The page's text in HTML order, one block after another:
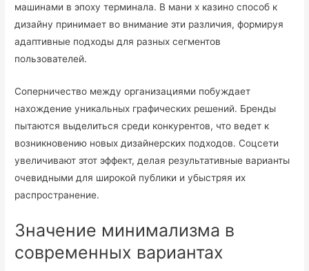
машинами в эпоху терминала. В мани х казино способ к
дизайну принимает во внимание эти различия, формируя
адаптивные подходы для разных сегментов
пользователей.
Соперничество между организациями побуждает
нахождение уникальных графических решений. Бренды
пытаются выделиться среди конкурентов, что ведет к
возникновению новых дизайнерских подходов. Соцсети
увеличивают этот эффект, делая результативные варианты
очевидными для широкой публики и убыстряя их
распространение.
Значение минимализма в
современных вариантах